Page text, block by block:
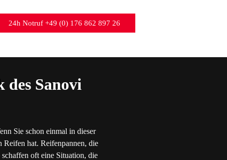
24h Notruf +49 (0) 176 862 897 26
des Sanovi
Sie schon einmal in dieser
Reifen hat. Reifenpannen, die
oft eine Situation, die